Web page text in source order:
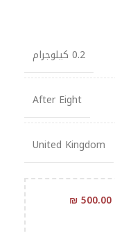
0.2 كيلوجرام
After Eight
United Kingdom
₪500.00